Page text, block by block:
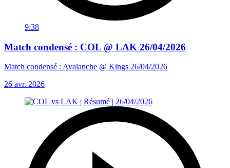
9:38
Match condensé : COL @ LAK 26/04/2026
Match condensé : Avalanche @ Kings 26/04/2026
26 avr. 2026